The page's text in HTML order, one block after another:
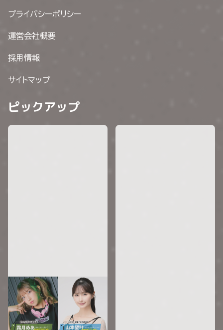
プライバシーポリシー
運営会社概要
採用情報
サイトマップ
ピックアップ